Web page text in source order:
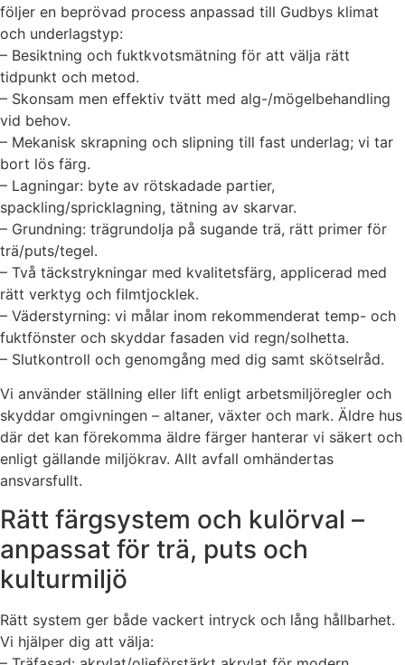
följer en beprövad process anpassad till Gudbys klimat
och underlagstyp:
– Besiktning och fuktkvotsmätning för att välja rätt
tidpunkt och metod.
– Skonsam men effektiv tvätt med alg-/mögelbehandling
vid behov.
– Mekanisk skrapning och slipning till fast underlag; vi tar
bort lös färg.
– Lagningar: byte av rötskadade partier,
spackling/spricklagning, tätning av skarvar.
– Grundning: trägrundolja på sugande trä, rätt primer för
trä/puts/tegel.
– Två täckstrykningar med kvalitetsfärg, applicerad med
rätt verktyg och filmtjocklek.
– Väderstyrning: vi målar inom rekommenderat temp- och
fuktfönster och skyddar fasaden vid regn/solhetta.
– Slutkontroll och genomgång med dig samt skötselråd.
Vi använder ställning eller lift enligt arbetsmiljöregler och
skyddar omgivningen – altaner, växter och mark. Äldre hus
där det kan förekomma äldre färger hanterar vi säkert och
enligt gällande miljökrav. Allt avfall omhändertas
ansvarsfullt.
Rätt färgsystem och kulörval –
anpassat för trä, puts och
kulturmiljö
Rätt system ger både vackert intryck och lång hållbarhet.
Vi hjälper dig att välja: